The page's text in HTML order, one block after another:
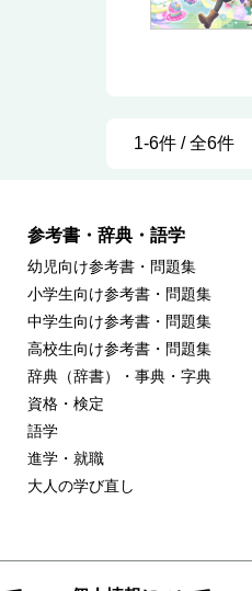
1-6件 / 全6件
参考書・辞典・語学
幼児向け参考書・問題集
小学生向け参考書・問題集
中学生向け参考書・問題集
高校生向け参考書・問題集
辞典（辞書）・事典・字典
資格・検定
語学
進学・就職
大人の学び直し